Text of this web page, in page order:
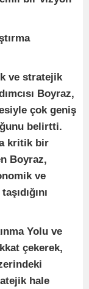
ve stratejik
Boyraz,
çok geniş
belirtti.
kritik bir
Boyraz,
ve
Yolu ve
çekerek,
hale